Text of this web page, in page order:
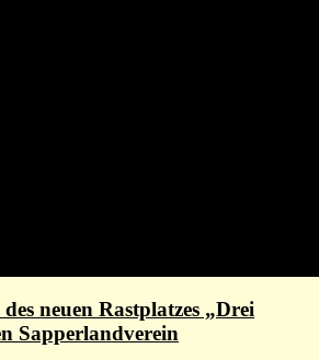
neuen Rastplatzes „Drei
Sapperlandverein